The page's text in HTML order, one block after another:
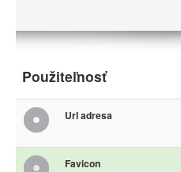
Použiteľnosť
Url adresa
Favicon